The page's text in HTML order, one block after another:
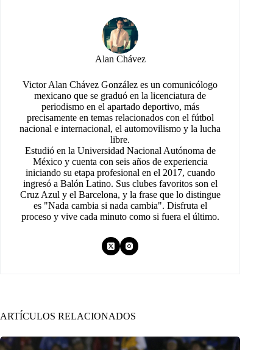
Alan Chávez
Victor Alan Chávez González es un comunicólogo
mexicano que se graduó en la licenciatura de
periodismo en el apartado deportivo, más
precisamente en temas relacionados con el fútbol
nacional e internacional, el automovilismo y la lucha
libre.
Estudió en la Universidad Nacional Autónoma de
México y cuenta con seis años de experiencia
iniciando su etapa profesional en el 2017, cuando
ingresó a Balón Latino. Sus clubes favoritos son el
Cruz Azul y el Barcelona, y la frase que lo distingue
es "Nada cambia si nada cambia". Disfruta el
proceso y vive cada minuto como si fuera el último.
ARTÍCULOS RELACIONADOS